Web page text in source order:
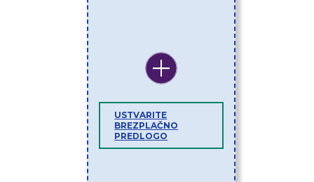
USTVARITE
BREZPLAČNO
PREDLOGO